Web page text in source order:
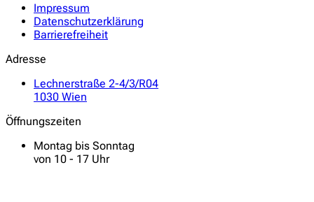
Impressum
Datenschutzerklärung
Barrierefreiheit
Adresse
Lechnerstraße 2-4/3/R04
1030 Wien
Öffnungszeiten
Montag bis Sonntag
von 10 - 17 Uhr